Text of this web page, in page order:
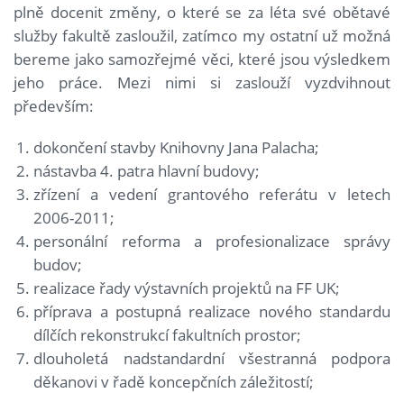
plně docenit změny, o které se za léta své obětavé
služby fakultě zasloužil, zatímco my ostatní už možná
bereme jako samozřejmé věci, které jsou výsledkem
jeho práce. Mezi nimi si zaslouží vyzdvihnout
především:
dokončení stavby Knihovny Jana Palacha;
nástavba 4. patra hlavní budovy;
zřízení a vedení grantového referátu v letech
2006-2011;
personální reforma a profesionalizace správy
budov;
realizace řady výstavních projektů na FF UK;
příprava a postupná realizace nového standardu
dílčích rekonstrukcí fakultních prostor;
dlouholetá nadstandardní všestranná podpora
děkanovi v řadě koncepčních záležitostí;